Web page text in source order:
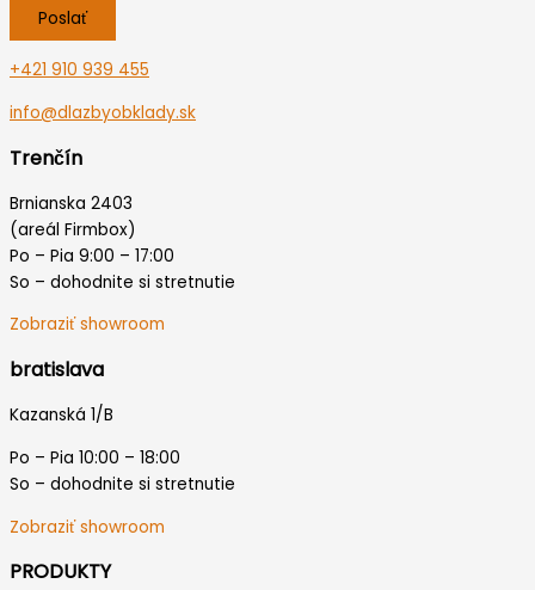
Poslať
+421 910 939 455
info@dlazbyobklady.sk
Trenčín
Brnianska 2403
(areál Firmbox)
Po – Pia 9:00 – 17:00
So – dohodnite si stretnutie
Zobraziť showroom
bratislava
Kazanská 1/B
Po – Pia 10:00 – 18:00
So – dohodnite si stretnutie
Zobraziť showroom
PRODUKTY